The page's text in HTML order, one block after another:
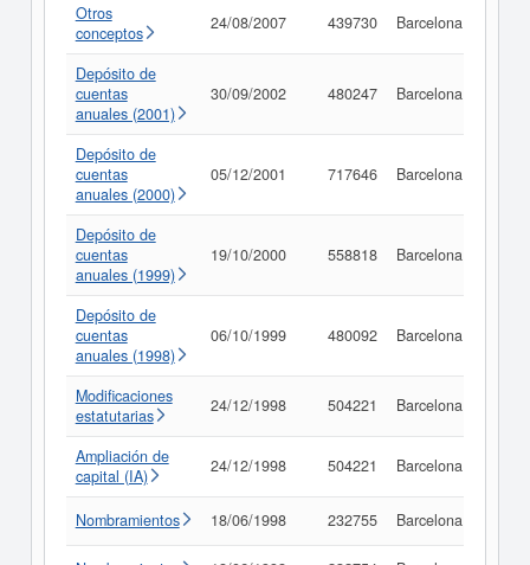
Otros
conceptos
24/08/2007 439730 Barcelona
Depósito de
cuentas
anuales (2001)
30/09/2002 480247 Barcelona
Depósito de
cuentas
anuales (2000)
05/12/2001 717646 Barcelona
Depósito de
cuentas
anuales (1999)
19/10/2000 558818 Barcelona
Depósito de
cuentas
anuales (1998)
06/10/1999 480092 Barcelona
Modificaciones
estatutarias
24/12/1998 504221 Barcelona
Ampliación de
capital (IA)
24/12/1998 504221 Barcelona
Nombramientos 18/06/1998 232755 Barcelona